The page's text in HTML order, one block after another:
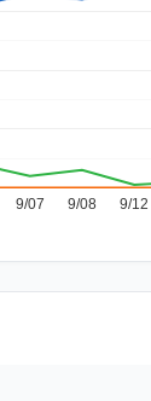
9/07 9/08 9/12